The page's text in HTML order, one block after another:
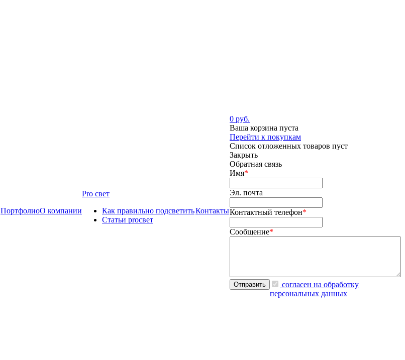
ПортфолиоО компании
Pro свет
Как правильно подсветить
Статьи proсвет
Контакты
0 руб.
Ваша корзина пуста
Перейти к покупкам
Список отложенных товаров пуст
Закрыть
Обратная связь
Имя*
Эл. почта
Контактный телефон*
Сообщение*
согласен на обработку
персональных данных